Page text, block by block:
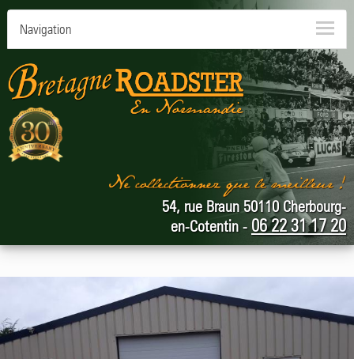
Navigation
54, rue Braun 50110 Cherbourg-
en-Cotentin - 06 22 31 17 20